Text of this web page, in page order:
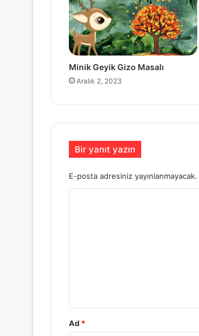
Minik Geyik Gizo Masalı
Aralık 2, 2023
Bir yanıt yazın
E-posta adresiniz yayınlanmayacak.
Ad *